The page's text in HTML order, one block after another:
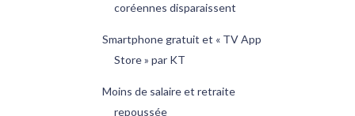
coréennes disparaissent
Smartphone gratuit et « TV App
Store » par KT
Moins de salaire et retraite
repoussée